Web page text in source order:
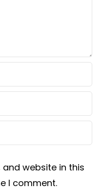
and website in this
I comment.